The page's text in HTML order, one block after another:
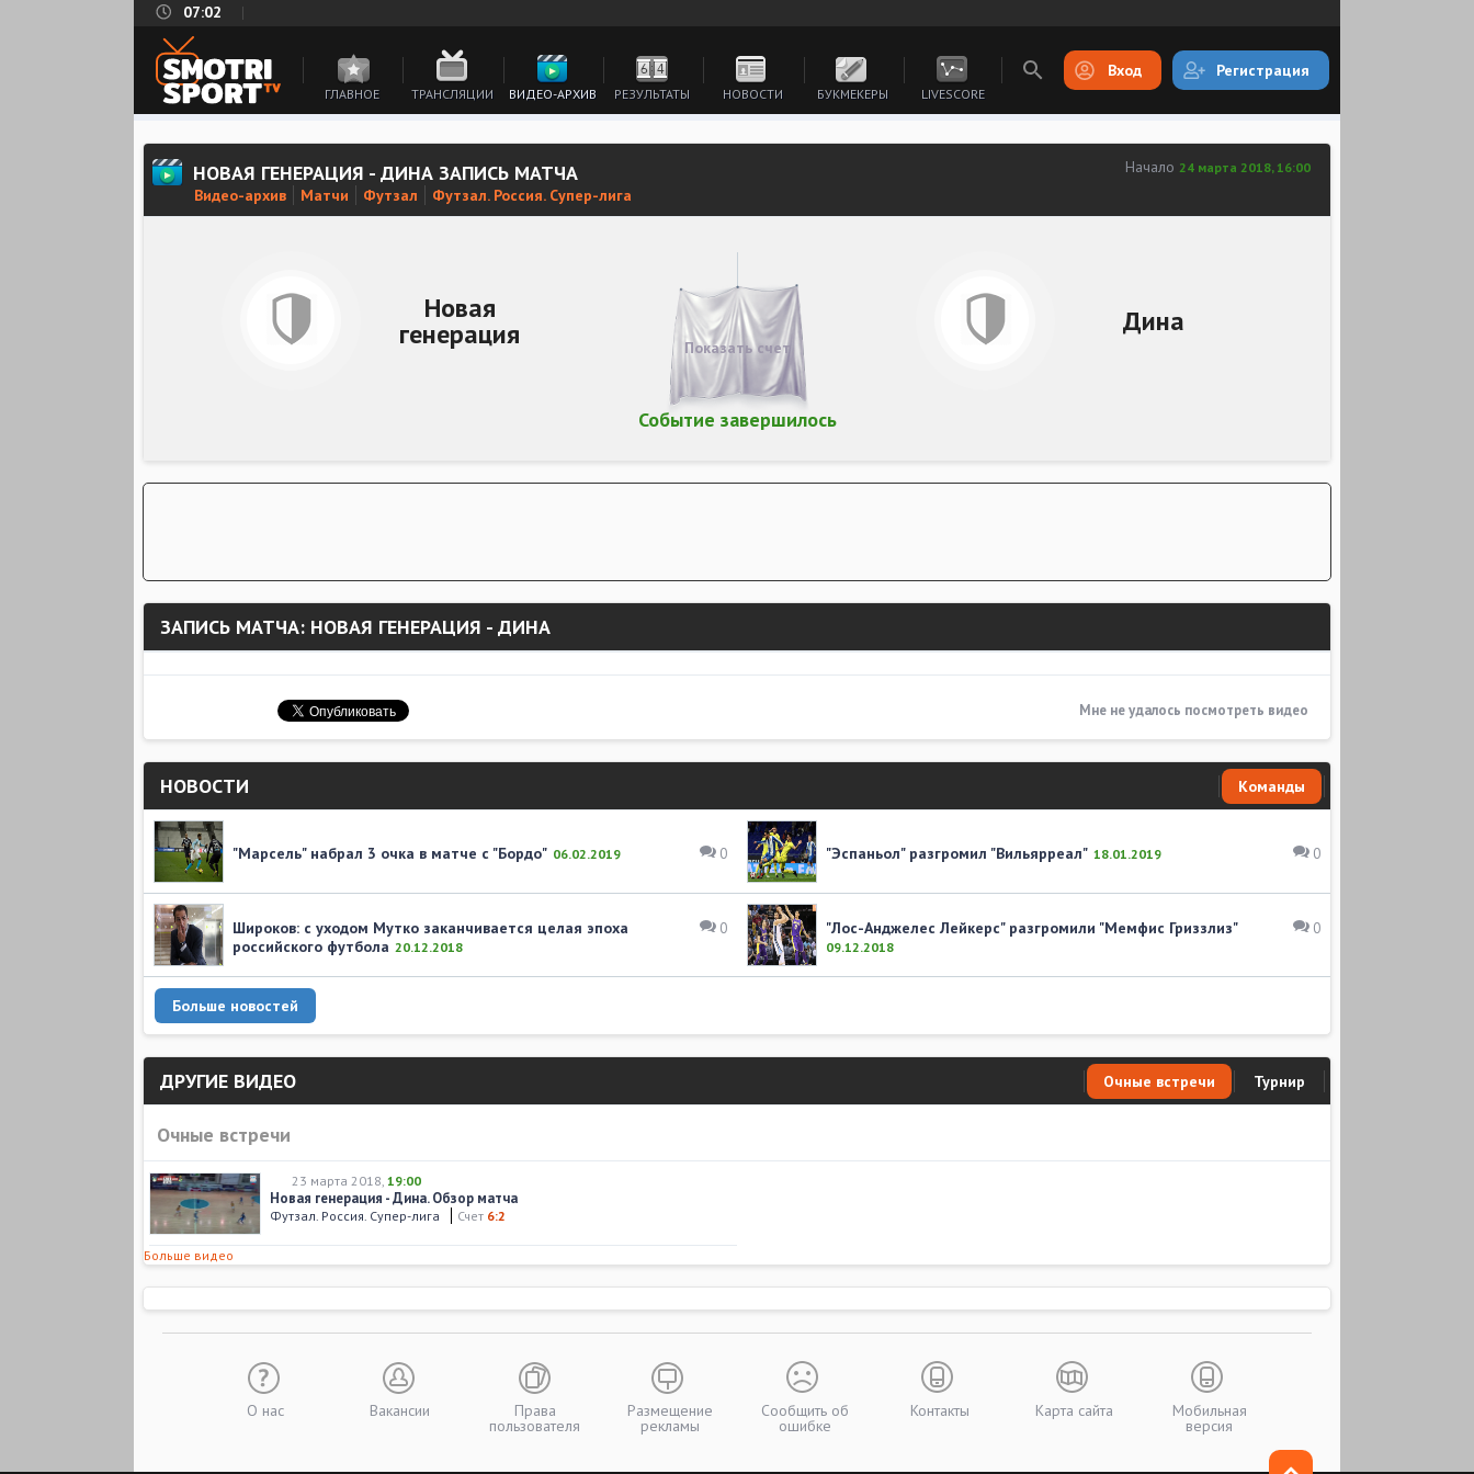
07:02
ГЛАВНОЕ ТРАНСЛЯЦИИ ВИДЕО-АРХИВ РЕЗУЛЬТАТЫ НОВОСТИ БУКМЕКЕРЫ LIVESCORE
Вход Регистрация
НОВАЯ ГЕНЕРАЦИЯ - ДИНА ЗАПИСЬ МАТЧА
Видео-архив Матчи Футзал Футзал. Россия. Супер-лига
Начало 24 марта 2018, 16:00
Новая
генерация Дина
Событие завершилось
Показать счет
ЗАПИСЬ МАТЧА: НОВАЯ ГЕНЕРАЦИЯ - ДИНА
Мне не удалось посмотреть видео
НОВОСТИ Команды
0
"Марсель" набрал 3 очка в матче с "Бордо" 06.02.2019 0
"Эспаньол" разгромил "Вильярреал" 18.01.2019
0
Широков: с уходом Мутко заканчивается целая эпоха
российского футбола 20.12.2018
0
"Лос-Анджелес Лейкерс" разгромили "Мемфис Гриззлиз"
09.12.2018
Больше новостей
ДРУГИЕ ВИДЕО Очные встречи Турнир
Очные встречи
23 марта 2018, 19:00
Новая генерация - Дина. Обзор матча
Футзал. Россия. Супер-лига Счет 6:2
Больше видео
О нас Вакансии Права
пользователя
Размещение
рекламы
Сообщить об
ошибке
Контакты Карта сайта Мобильная
версия